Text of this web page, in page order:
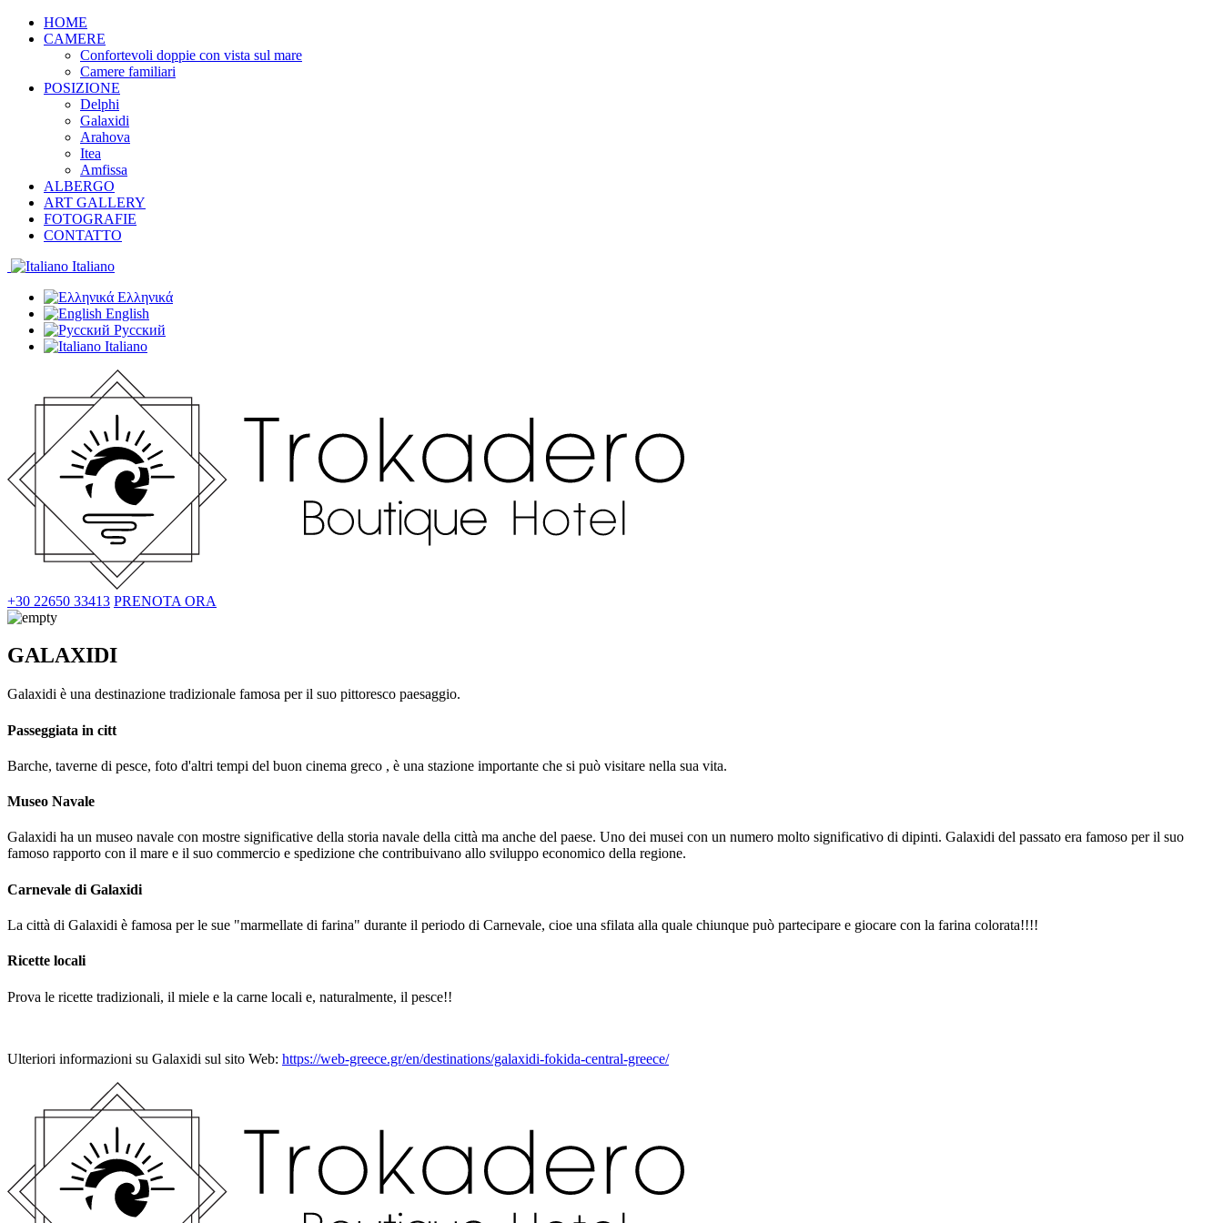
HOME
CAMERE
Confortevoli doppie con vista sul mare
Camere familiari
POSIZIONE
Delphi
Galaxidi
Arahova
Itea
Amfissa
ALBERGO
ART GALLERY
FOTOGRAFIE
CONTATTO
Italiano
Ελληνικά
English
Русский
Italiano
+30 22650 33413 PRENOTA ORA
GALAXIDI
Galaxidi è una destinazione tradizionale famosa per il suo pittoresco paesaggio.
Passeggiata in citt
Barche, taverne di pesce, foto d'altri tempi del buon cinema greco , è una stazione importante che si può visitare nella sua vita.
Museo Navale
Galaxidi ha un museo navale con mostre significative della storia navale della città ma anche del paese. Uno dei musei con un numero molto significativo di dipinti. Galaxidi del passato era famoso per il suo
famoso rapporto con il mare e il suo commercio e spedizione che contribuivano allo sviluppo economico della regione.
Carnevale di Galaxidi
La città di Galaxidi è famosa per le sue "marmellate di farina" durante il periodo di Carnevale, cioe una sfilata alla quale chiunque può partecipare e giocare con la farina colorata!!!!
Ricette locali
Prova le ricette tradizionali, il miele e la carne locali e, naturalmente, il pesce!!
Ulteriori informazioni su Galaxidi sul sito Web: https://web-greece.gr/en/destinations/galaxidi-fokida-central-greece/